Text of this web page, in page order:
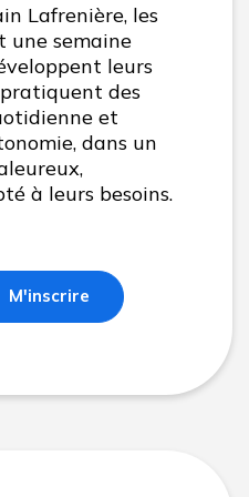
Lafrenière, les
semaine
leurs
des
et
dans un
à leurs besoins.
M'inscrire